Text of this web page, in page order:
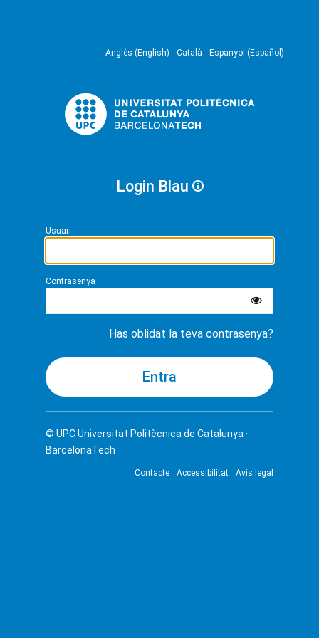
Anglès (English) Català Espanyol (Español)
Login Blau
Usuari
Contrasenya
Has oblidat la teva contrasenya?
© UPCUniversitat Politècnica de Catalunya ·
BarcelonaTech
Contacte Accessibilitat Avís legal